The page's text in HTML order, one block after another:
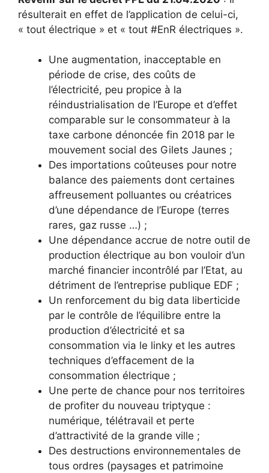
résulterait en effet de l’application de celui-ci,
« tout électrique » et « tout #EnR électriques ».
Une augmentation, inacceptable en
période de crise, des coûts de
l’électricité, peu propice à la
réindustrialisation de l’Europe et d’effet
comparable sur le consommateur à la
taxe carbone dénoncée fin 2018 par le
mouvement social des Gilets Jaunes ;
Des importations coûteuses pour notre
balance des paiements dont certaines
affreusement polluantes ou créatrices
d’une dépendance de l’Europe (terres
rares, gaz russe …) ;
Une dépendance accrue de notre outil de
production électrique au bon vouloir d’un
marché financier incontrôlé par l’Etat, au
détriment de l’entreprise publique EDF ;
Un renforcement du big data liberticide
par le contrôle de l’équilibre entre la
production d’électricité et sa
consommation via le linky et les autres
techniques d’effacement de la
consommation électrique ;
Une perte de chance pour nos territoires
de profiter du nouveau triptyque :
numérique, télétravail et perte
d’attractivité de la grande ville ;
Des destructions environnementales de
tous ordres (paysages et patrimoine